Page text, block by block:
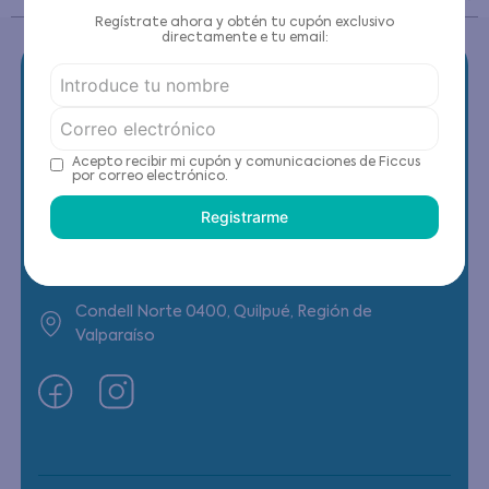
Contáctanos
(22) 6178818 - Compras Internet
Condell Norte 0400, Quilpué, Región de
Valparaíso
Regístrate ahora y obtén tu cupón exclusivo
directamente e tu email:
Acepto recibir mi cupón y comunicaciones de Ficcus
por correo electrónico.
Registrarme